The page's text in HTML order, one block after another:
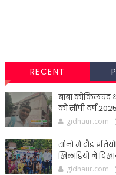
RECENT
बाबा कोकिलचंद
को सौंपी वर्ष
gidhaur.com
सोनो में दौड़
खिलाड़ियों ने
gidhaur.com